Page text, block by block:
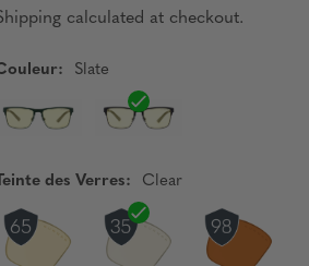
calculated at checkout.
Slate
des Verres: Clear